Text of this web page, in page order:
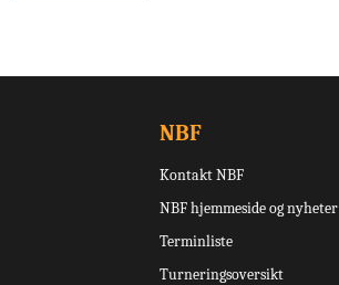
NBF
Kontakt NBF
NBF hjemmeside og nyheter
Terminliste
Turneringsoversikt